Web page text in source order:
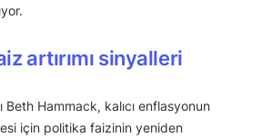
artırımı sinyalleri
Beth Hammack, kalıcı enflasyonun
için politika faizinin yeniden